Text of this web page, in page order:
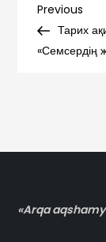
по
Previous
Post
Previous
Тарих
«Семсердің
«Arqa